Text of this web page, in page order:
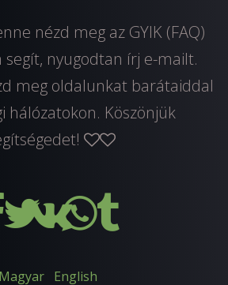
nézd meg az GYIK (FAQ)
nyugodtan írj e-mailt.
meg oldalunkat barátaiddal
hálózatokon. Köszönjük
Magyar English